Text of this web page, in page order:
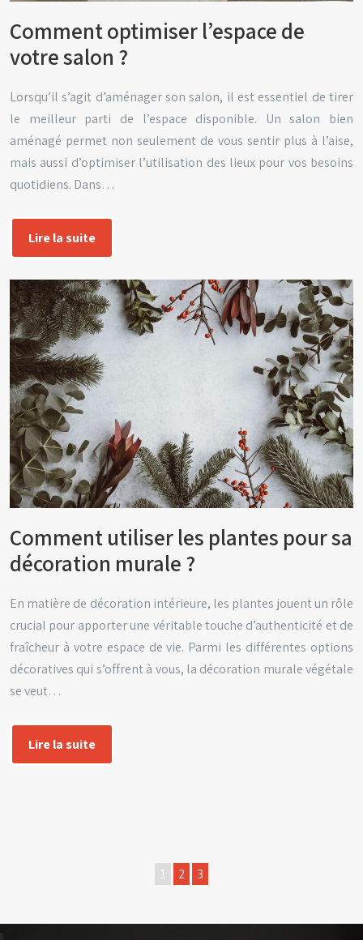
Comment optimiser l’espace de
votre salon ?
Lorsqu’il s’agit d’aménager son salon, il est essentiel de tirer
le meilleur parti de l’espace disponible. Un salon bien
aménagé permet non seulement de vous sentir plus à l’aise,
mais aussi d’optimiser l’utilisation des lieux pour vos besoins
quotidiens. Dans…
Lire la suite
Comment utiliser les plantes pour sa
décoration murale ?
En matière de décoration intérieure, les plantes jouent un rôle
crucial pour apporter une véritable touche d’authenticité et de
fraîcheur à votre espace de vie. Parmi les différentes options
décoratives qui s’offrent à vous, la décoration murale végétale
se veut…
Lire la suite
1 2 3